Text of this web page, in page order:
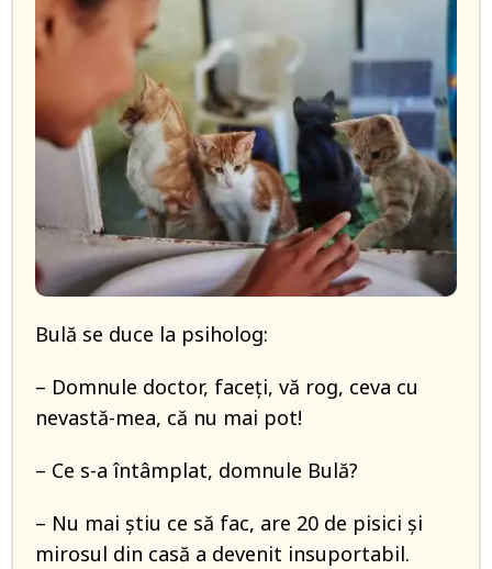
Bulă se duce la psiholog:
– Domnule doctor, faceți, vă rog, ceva cu
nevastă-mea, că nu mai pot!
– Ce s-a întâmplat, domnule Bulă?
– Nu mai știu ce să fac, are 20 de pisici și
mirosul din casă a devenit insuportabil.